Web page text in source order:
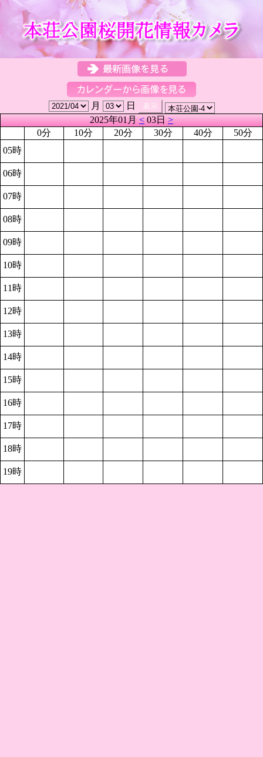
月
日
2025年01月<03日>
0分
10分 20分 30分 40分
50分
05時
06時
07時
08時
09時
10時
11時
12時
13時
14時
15時
16時
17時
18時
19時